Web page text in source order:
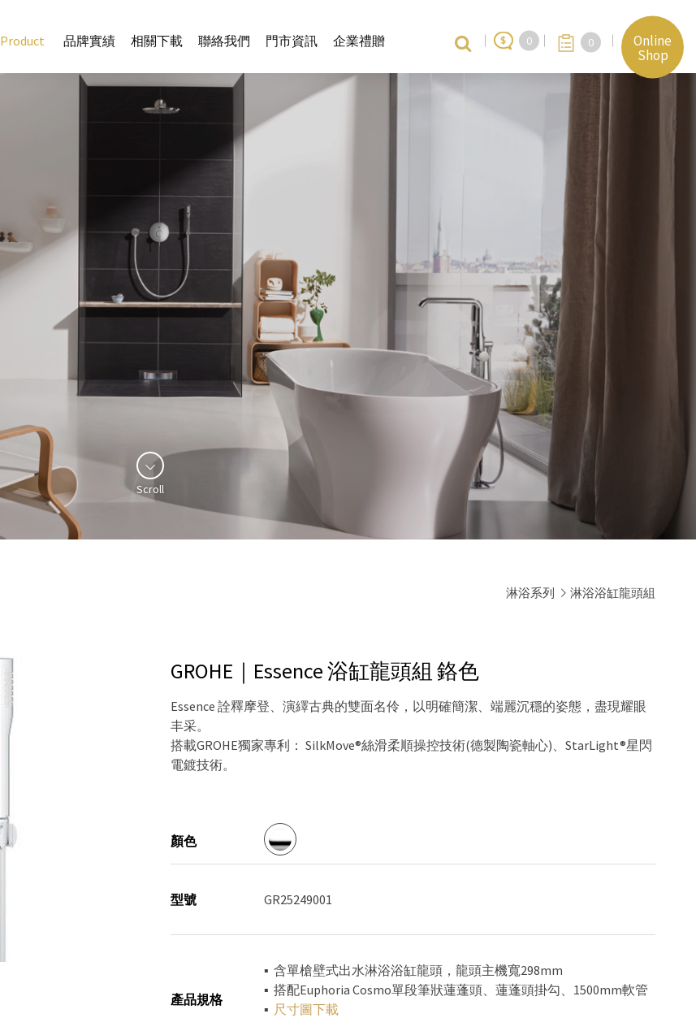
Product 品牌實績 相關下載 聯絡我們 門市資訊 企業禮贈 0 0
Online
Shop
Scroll
淋浴系列 淋浴浴缸龍頭組
GROHE｜Essence 浴缸龍頭組 鉻色
Essence 詮釋摩登、演繹古典的雙面名伶，以明確簡潔、端麗沉穩的姿態，盡現耀眼
丰采。
搭載GROHE獨家專利： SilkMove®絲滑柔順操控技術(德製陶瓷軸心)、StarLight®星閃
電鍍技術。
顏色
型號 GR25249001
產品規格
▪ 含單槍壁式出水淋浴浴缸龍頭，龍頭主機寬298mm
▪ 搭配Euphoria Cosmo單段筆狀蓮蓬頭、蓮蓬頭掛勾、1500mm軟管
▪ 尺寸圖下載